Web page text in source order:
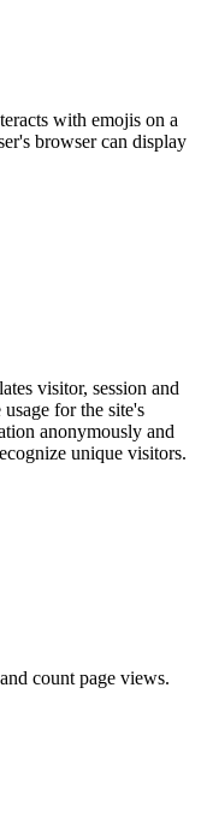
with emojis on a
browser can display
visitor, session and
for the site's
anonymously and
unique visitors.
count page views.